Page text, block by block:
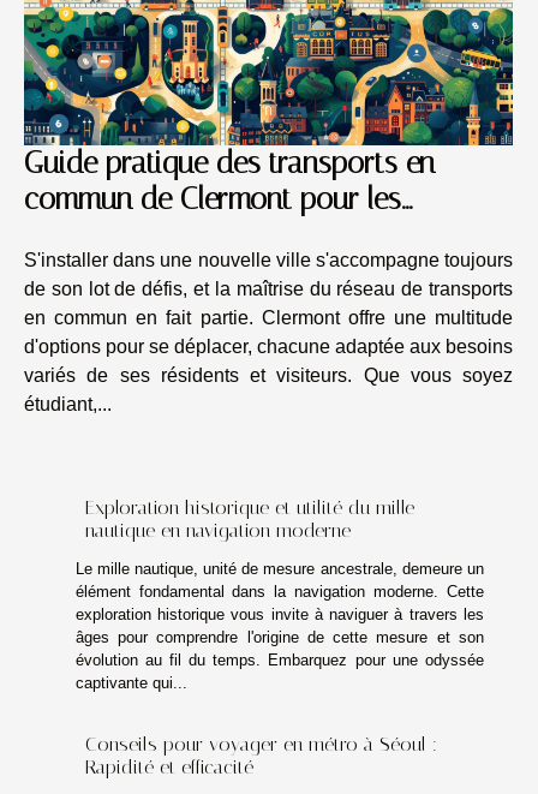
Guide pratique des transports en
commun de Clermont pour les
S'installer dans une nouvelle ville s'accompagne toujours
de son lot de défis, et la maîtrise du réseau de transports
en commun en fait partie. Clermont offre une multitude
d'options pour se déplacer, chacune adaptée aux besoins
variés de ses résidents et visiteurs. Que vous soyez
étudiant,...
Exploration historique et utilité du mille
nautique en navigation moderne
Le mille nautique, unité de mesure ancestrale, demeure un
élément fondamental dans la navigation moderne. Cette
exploration historique vous invite à naviguer à travers les
âges pour comprendre l'origine de cette mesure et son
évolution au fil du temps. Embarquez pour une odyssée
captivante qui...
Conseils pour voyager en métro à Séoul :
Rapidité et efficacité